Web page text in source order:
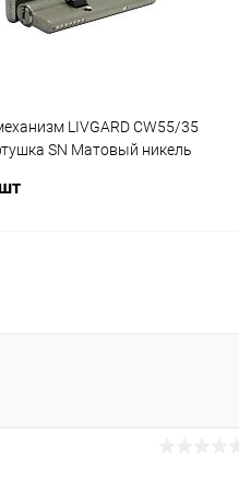
LIVGARD CW55/35
SN Матовый никель
Сравнение